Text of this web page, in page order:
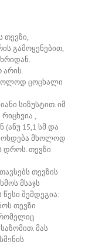
თევზი,
გამოყენებით,
ცოცხალი
სიზუსტით. იმ
,
15,1 სმ და
მოხდება მხოლოდ
დროს. თევზი
თევზის
მსაჯს
შემდეგია:
თევზი
მას